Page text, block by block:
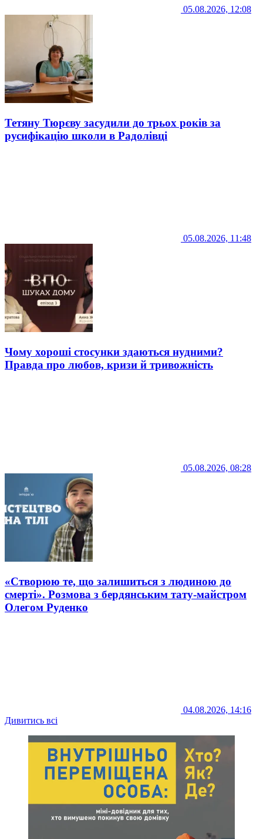
05.08.2026, 12:08
Тетяну Тюрєву засудили до трьох років за
русифікацію школи в Радолівці
05.08.2026, 11:48
Чому хороші стосунки здаються нудними?
Правда про любов, кризи й тривожність
05.08.2026, 08:28
«Створюю те, що залишиться з людиною до
смерті». Розмова з бердянським тату-майстром
Олегом Руденко
04.08.2026, 14:16
Дивитись всі